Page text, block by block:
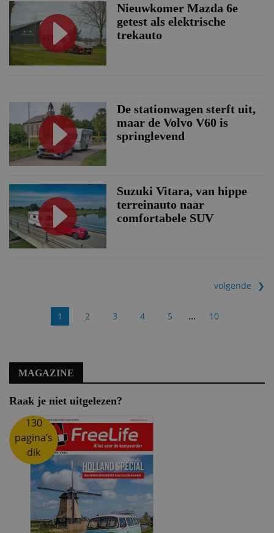
Nieuwkomer Mazda 6e
getest als elektrische
trekauto
De stationwagen sterft uit,
maar de Volvo V60 is
springlevend
Suzuki Vitara, van hippe
terreinauto naar
comfortabele SUV
1 2 3 4 5 ... 10
volgende
MAGAZINE
Raak je niet uitgelezen?
130
pagina’s
dik